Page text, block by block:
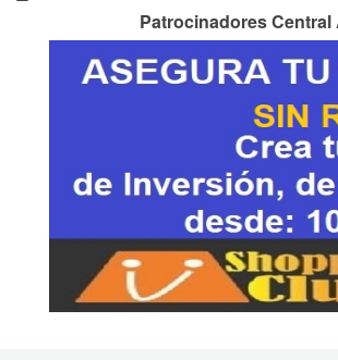
Patrocinadores Central